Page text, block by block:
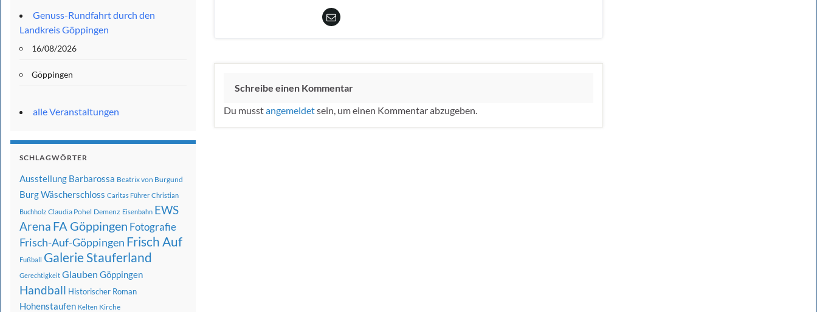
Schreibe einen Kommentar
Du musstangemeldetsein, um einen Kommentar abzugeben.
Genuss-Rundfahrt durch den
Landkreis Göppingen
16/08/2026
Göppingen
alle Veranstaltungen
SCHLAGWÖRTER
Ausstellung Barbarossa Beatrix von Burgund
Burg Wäscherschloss Caritas Führer Christian
Buchholz Claudia Pohel Demenz Eisenbahn EWS
Arena FA Göppingen Fotografie
Frisch-Auf-Göppingen Frisch Auf
Fußball Galerie Stauferland
Gerechtigkeit Glauben Göppingen
Handball Historischer Roman
Hohenstaufen Kelten Kirche